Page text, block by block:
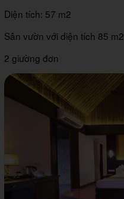
Diện tích: 57 m2
Sân vườn với diện tích 85 m2
2 giường đơn